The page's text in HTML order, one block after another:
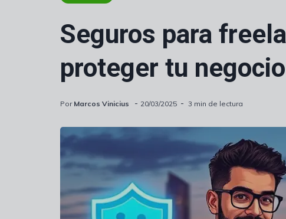
Seguros para
proteger tu
Por Marcos Vinicius 20/03/2025 3 min de lectura